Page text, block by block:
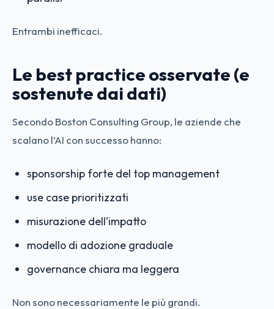
Entrambi inefficaci.
Le best practice osservate (e
sostenute dai dati)
Secondo Boston Consulting Group, le aziende che
scalano l’AI con successo hanno:
sponsorship forte del top management
use case prioritizzati
misurazione dell’impatto
modello di adozione graduale
governance chiara ma leggera
Non sono necessariamente le più grandi.